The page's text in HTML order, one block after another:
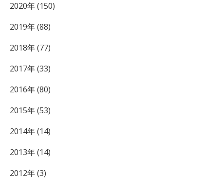
2020年 (150)
2019年 (88)
2018年 (77)
2017年 (33)
2016年 (80)
2015年 (53)
2014年 (14)
2013年 (14)
2012年 (3)